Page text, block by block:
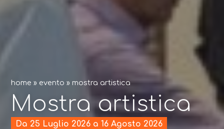
home » evento » mostra artistica
Mostra artistica
Da 25 Luglio 2026 a 16 Agosto 2026